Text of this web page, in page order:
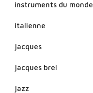
instruments du monde
italienne
jacques
jacques brel
jazz